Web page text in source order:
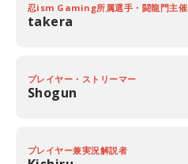
忍ism Gaming所属選手・闘龍門主催
takera
プレイヤー・ストリーマー
Shogun
プレイヤー兼実況解説者